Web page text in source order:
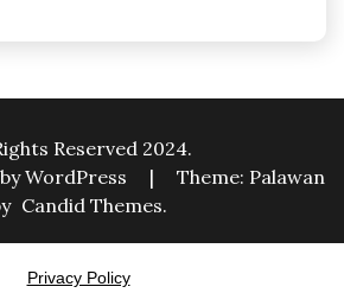
Reserved 2024.
WordPress
|
Theme: Palawan
Candid Themes.
Privacy Policy